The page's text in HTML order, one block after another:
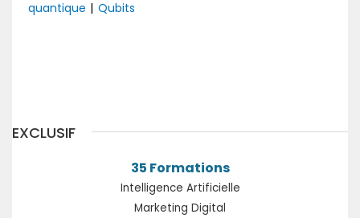
quantique | Qubits
EXCLUSIF
35 Formations
Intelligence Artificielle
Marketing Digital